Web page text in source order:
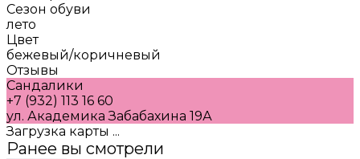
Сезон обуви
лето
Цвет
бежевый/коричневый
Отзывы
Сандалики
+7 (932) 113 16 60
ул. Академика Забабахина 19А
Загрузка карты ...
Ранее вы смотрели